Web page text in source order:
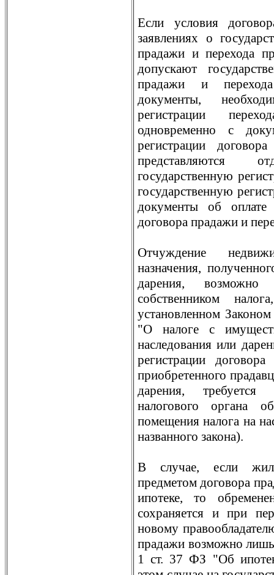
Если условия
заявлениях о
прадажи и перехода
допускают
прадажи и
документы,
регистрации
одновременно с
регистрации
представляются
государственную
государственную
документы об оплате
договора прадажи и
Отчуждение
назначения,
дарения,
собственником
установленном
"О налоге с
наследования или
регистрации
приобретенного
дарения, требуется
налогового органа
помещения налога на
названного закона).
В случае, если
предметом договора
ипотеке, то
сохраняется и при
новому
прадажи возможно лишь
1 ст. 37 ФЗ "Об